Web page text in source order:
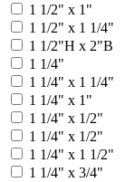
1 1/2" х 1"
1 1/2" х 1 1/4"
1 1/2"Н x 2"В
1 1/4"
1 1/4" x 1 1/4"
1 1/4" х 1"
1 1/4" х 1/2"
1 1/4" x 1/2"
1 1/4" x 1 1/2"
1 1/4" x 3/4"